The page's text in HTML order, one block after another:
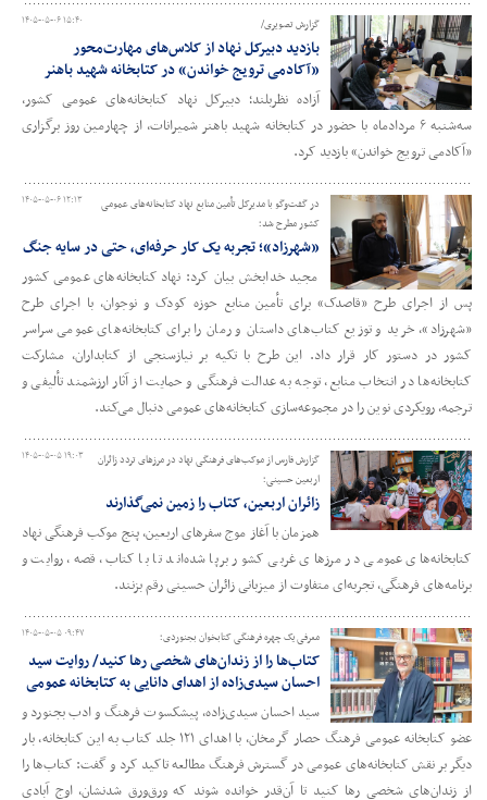
۱۴۰۵-۰۵-۰۶ ۱۵:۴۰ گزارش تصویری/
بازدید دبیرکل نهاد از کلاس‌های مهارت‌محور
«آکادمی ترویج خواندن» در کتابخانه شهید باهنر
آزاده نظربلند؛ دبیرکل نهاد کتابخانه‌های عمومی کشور،
سه‌شنبه ۶ مردادماه با حضور در کتابخانه شهید باهنر شمیرانات، از چهارمین روز برگزاری
«آکادمی ترویج خواندن» بازدید کرد.
۱۴۰۵-۰۵-۰۶ ۱۲:۱۳
در گفت‌وگو با مدیرکل تأمین منابع نهاد کتابخانه‌های عمومی
کشور مطرح شد؛
«شهرزاد»؛ تجربه یک کار حرفه‌ای، حتی در سایه جنگ
مجید خدابخش بیان کرد: نهاد کتابخانه‌های عمومی کشور
پس از اجرای طرح «قاصدک» برای تأمین منابع حوزه کودک و نوجوان، با اجرای طرح
«شهرزاد»، خرید و توزیع کتاب‌های داستان و رمان را برای کتابخانه‌های عمومی سراسر
کشور در دستور کار قرار داد. این طرح با تکیه بر نیازسنجی از کتابداران، مشارکت
کتابخانه‌ها در انتخاب منابع، توجه به عدالت فرهنگی و حمایت از آثار ارزشمند تألیفی و
ترجمه، رویکردی نوین را در مجموعه‌سازی کتابخانه‌های عمومی دنبال می‌کند.
۱۴۰۵-۰۵-۰۵ ۱۹:۰۳
گزارش فارس از موکب‌های فرهنگی نهاد در مرزهای تردد زائران
اربعین حسینی؛
زائران اربعین، کتاب را زمین نمی‌گذارند
همزمان با آغاز موج سفرهای اربعین، پنج موکب فرهنگی نهاد
کتابخانه‌های عمومی در مرزهای غربی کشور برپا شده‌اند تا با کتاب، قصه، روایت و
برنامه‌های فرهنگی، تجربه‌ای متفاوت از میزبانی زائران حسینی رقم بزنند.
۱۴۰۵-۰۵-۰۵ ۰۹:۴۷ معرفی یک چهره فرهنگی کتابخوان بجنوردی؛
کتاب‌ها را از زندان‌های شخصی رها کنید/ روایت سید
احسان سیدی‌زاده از اهدای دانایی به کتابخانه عمومی
سید احسان سیدی‌زاده، پیشکسوت فرهنگ و ادب بجنورد و
عضو کتابخانه عمومی فرهنگ حصار گرمخان، با اهدای ۱۲۱ جلد کتاب به این کتابخانه، بار
دیگر بر نقش کتابخانه‌های عمومی در گسترش فرهنگ مطالعه تاکید کرد و گفت: کتاب‌ها را
از زندان‌های شخصی رها کنید تا آن‌قدر خوانده شوند که ورق‌ورق شدنشان، اوج آبادی